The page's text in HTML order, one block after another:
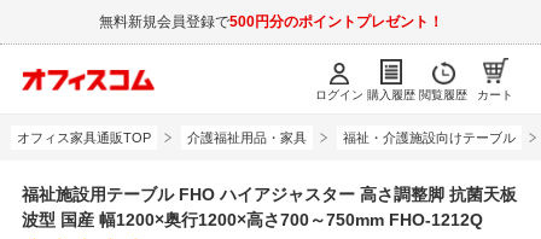
無料新規会員登録で500円分のポイントプレゼント！
ログイン 購入履歴 閲覧履歴 カート
オフィス家具通販TOP 介護福祉用品・家具 福祉・介護施設向けテーブル
福祉施設用テーブル FHO ハイアジャスター 高さ調整脚 抗菌天板
波型 国産 幅1200×奥行1200×高さ700～750mm FHO-1212Q